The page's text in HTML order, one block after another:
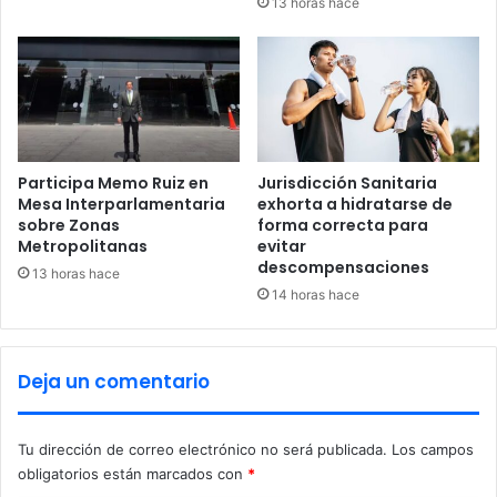
l
a
S
e
c
r
e
t
a
r
S
u
d
s
e
n
C
o
a
h
u
i
l
a
t
i
d
e
Participa Memo Ruiz en
Mesa Interparlamentaria
sobre Zonas
Metropolitanas
13 horas hace
Jurisdicción Sanitaria
exhorta a hidratarse de
forma correcta para
evitar
descompensaciones
14 horas hace
Deja un comentario
Tu dirección de correo electrónico no será publicada. Los campos
obligatorios están marcados con *